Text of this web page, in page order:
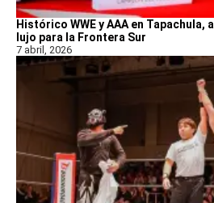
Histórico WWE y AAA en
lujo para la Frontera Sur
7 abril, 2026